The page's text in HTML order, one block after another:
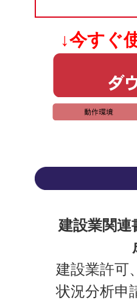
↓今すぐ
建設業関連
建設業許可
状況分析申